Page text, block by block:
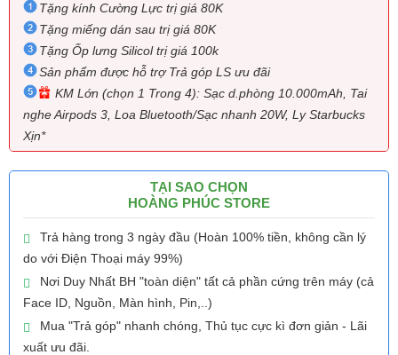
Tặng kính Cường Lực trị giá 80K
Tặng miếng dán sau trị giá 80K
Tặng Ốp lưng Silicol trị giá 100k
Sản phẩm được hỗ trợ Trả góp LS ưu đãi
KM Lớn (chọn 1 Trong 4): Sạc d.phòng 10.000mAh, Tai
nghe Airpods 3, Loa Bluetooth/Sạc nhanh 20W, Ly Starbucks
Xịn*
TẠI SAO CHỌN
HOÀNG PHÚC STORE
Trả hàng trong 3 ngày đầu (Hoàn 100% tiền, không cần lý
do với Điện Thoại máy 99%)
Nơi Duy Nhất BH "toàn diện" tất cả phần cứng trên máy (cả
Face ID, Nguồn, Màn hình, Pin,..)
Mua "Trả góp" nhanh chóng, Thủ tục cực kì đơn giản - Lãi
xuất ưu đãi.